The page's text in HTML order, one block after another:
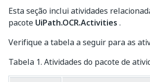
Esta seção inclui atividades
pacote UiPath.OCR.Activities .
Verifique a tabela a seguir para as
Tabela 1. Atividades do pacote de